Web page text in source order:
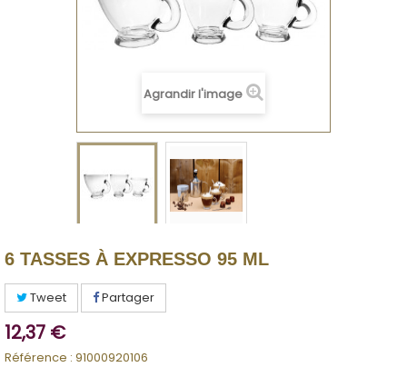
Agrandir l'image
6 TASSES À EXPRESSO 95 ML
Tweet Partager
12,37 €
Référence : 91000920106